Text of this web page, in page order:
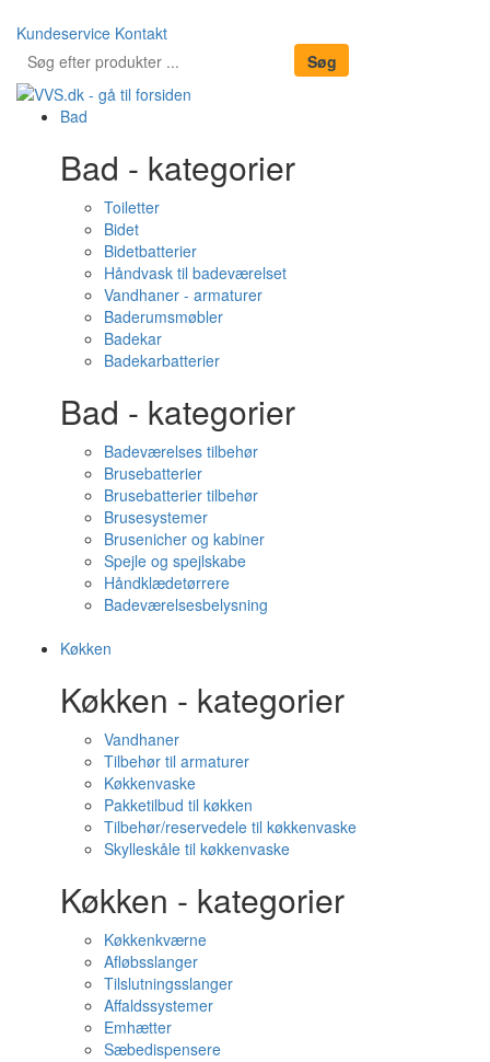
Kundeservice Kontakt
Bad
Bad - kategorier
Toiletter
Bidet
Bidetbatterier
Håndvask til badeværelset
Vandhaner - armaturer
Baderumsmøbler
Badekar
Badekarbatterier
Bad - kategorier
Badeværelses tilbehør
Brusebatterier
Brusebatterier tilbehør
Brusesystemer
Brusenicher og kabiner
Spejle og spejlskabe
Håndklædetørrere
Badeværelsesbelysning
Køkken
Køkken - kategorier
Vandhaner
Tilbehør til armaturer
Køkkenvaske
Pakketilbud til køkken
Tilbehør/reservedele til køkkenvaske
Skylleskåle til køkkenvaske
Køkken - kategorier
Køkkenkværne
Afløbsslanger
Tilslutningsslanger
Affaldssystemer
Emhætter
Sæbedispensere